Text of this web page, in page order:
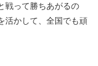
戦って勝ちあがるの
活かして、全国でも頑